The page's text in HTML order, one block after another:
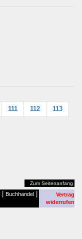
111 112 113
Zum Seitenanfang
Buchhandel
Vertrag
widerrufen